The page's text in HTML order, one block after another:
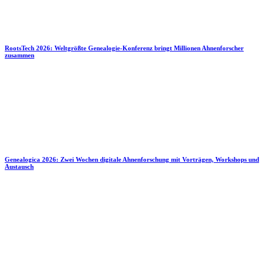
RootsTech 2026: Weltgrößte Genealogie-Konferenz bringt Millionen Ahnenforscher
zusammen
Genealogica 2026: Zwei Wochen digitale Ahnenforschung mit Vorträgen, Workshops und
Austausch